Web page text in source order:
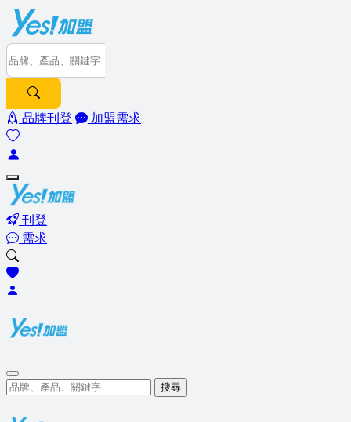
品牌刊登 加盟需求
刊登
需求
搜尋